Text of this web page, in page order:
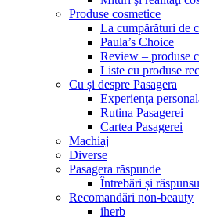
Produse cosmetice
La cumpărături de
Paula’s Choice
Review – produse
Liste cu produse
Cu și despre Pasagera
Experienţa
Rutina Pasagerei
Cartea Pasagerei
Machiaj
Diverse
Pasagera răspunde
Întrebări și
Recomandări non-beauty
iherb